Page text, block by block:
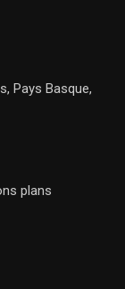
Pays Basque,
plans